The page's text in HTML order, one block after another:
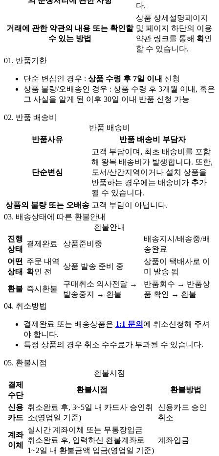
다.
거래에 관한 약관의 내용 또는 확인할
수 있는 방법
상품 상세설명페이지
및 페이지 하단의 이용
약관 링크를 통해 확인
할 수 있습니다.
01. 반품기한
단순 변심인 경우 : 상품 수령 후 7일 이내 신청
상품 불량/오배송인 경우 : 상품 수령 후 3개월 이내, 혹은
그 사실을 알게 된 이후 30일 이내 반품 신청 가능
02. 반품 배송비
반품 배송비
반품사유
반품 배송비 부담자
단순변심
고객 부담이며, 최초 배송비를 포함
해 왕복 배송비가 발생합니다. 또한,
도서/산간지역이거나 설치 상품을
반품하는 경우에는 배송비가 추가
될 수 있습니다.
상품의 불량 또는 오배송 고객 부담이 아닙니다.
03. 배송상태에 따른 환불안내
환불안내
진행
상태
결제완료 상품준비중
배송지시/배송중/배
송완료
어떤
상태
주문 내역
확인 전
상품 발송 준비 중
상품이 택배사로 이
미 발송 됨
환불 즉시환불
구매취소 의사전달 →
발송중지 → 환불
반품회수 → 반품상
품 확인 → 환불
04. 취소방법
결제완료 또는 배송상품은 1:1 문의 에 취소신청해 주셔
야 합니다.
특정 상품의 경우 취소 수수료가 부과될 수 있습니다.
05. 환불시점
환불시점
결제
수단
환불시점 환불방법
신용
카드
취소완료 후, 3~5일 내 카드사 승인취
소(영업일 기준)
신용카드 승인
취소
계좌
이체
실시간 계좌이체 또는 무통장입금
취소완료 후, 입력하신 환불계좌로
1~2일 내 환불금액 입금(영업일 기준)
계좌입금